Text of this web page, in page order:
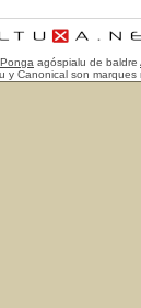
agóspialu de baldre
y Canonical son marques